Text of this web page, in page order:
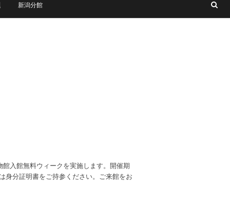
新潟分館
入館無料ウィークを実施します。開催期
身分証明書をご持参ください。ご来館をお